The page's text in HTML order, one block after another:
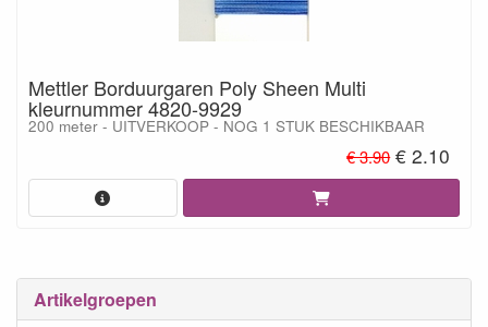
Artikelgroepen
Mettler Borduurgaren Poly Sheen Multi
kleurnummer 4820-9929
200 meter - UITVERKOOP - NOG 1 STUK BESCHIKBAAR
€ 3.90€ 2.10